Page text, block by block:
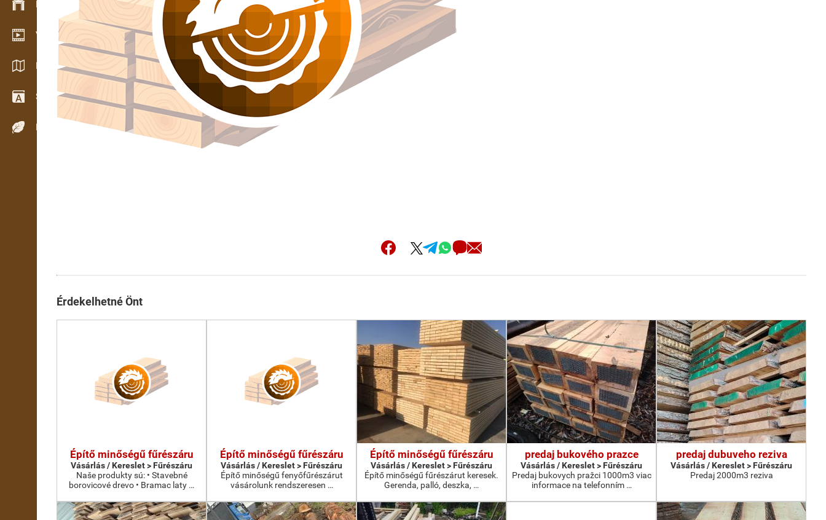
Készlet kezelés
Video bemutatóterem
Katalógusok / Prospektusok
Szótár
Fafajok
Érdekelhetné Önt
Építő minőségű fűrészáru
Vásárlás / Kereslet > Fűrészáru
Naše produkty sú: • Stavebné
borovicové drevo • Bramac laty …
Építő minőségű fűrészáru
Vásárlás / Kereslet > Fűrészáru
Építő minőségű fenyőfűrészárut
vásárolunk rendszeresen …
Építő minőségű fűrészáru
Vásárlás / Kereslet > Fűrészáru
Építő minőségű fűrészárut keresek.
Gerenda, palló, deszka, …
predaj bukového prazce
Vásárlás / Kereslet > Fűrészáru
Predaj bukovych pražci 1000m3 viac
informace na telefonním …
predaj dubuveho reziva
Vásárlás / Kereslet > Fűrészáru
Predaj 2000m3 reziva